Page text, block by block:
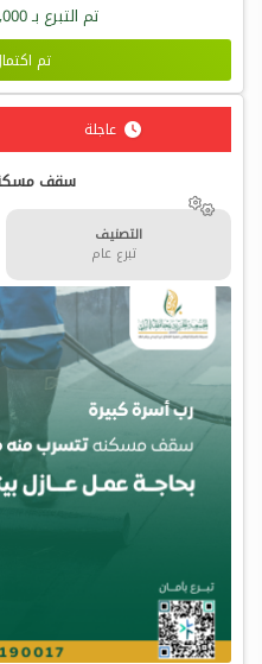
تم التبرع بـ
تم
عاجلة
سقف
التصنيف
تبرع عام